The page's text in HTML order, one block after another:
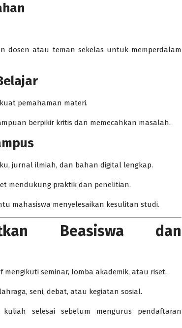
dosen atau teman sekelas untuk memperdalam
pemahaman materi.
berpikir kritis dan memecahkan masalah.
jurnal ilmiah, dan bahan digital lengkap.
mendukung praktik dan penelitian.
mahasiswa menyelesaikan kesulitan studi.
Beasiswa dan
mengikuti seminar, lomba akademik, atau riset.
seni, debat, atau kegiatan sosial.
selesai sebelum mengurus pendaftaran